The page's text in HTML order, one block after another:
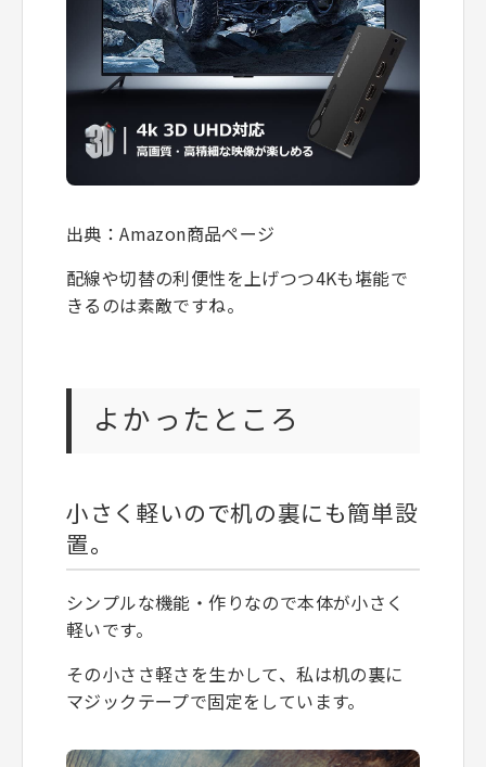
出典：Amazon商品ページ
配線や切替の利便性を上げつつ4Kも堪能で
きるのは素敵ですね。
よかったところ
小さく軽いので机の裏にも簡単設
置。
シンプルな機能・作りなので本体が小さく
軽いです。
その小ささ軽さを生かして、私は机の裏に
マジックテープで固定をしています。